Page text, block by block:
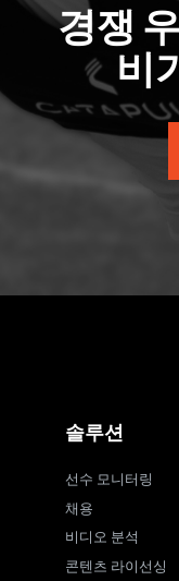
경쟁
비
솔루션
선수 모니터링
채용
비디오 분석
콘텐츠 라이선싱